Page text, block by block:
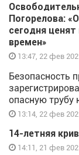
Погорелова:
сегодня ценят
времен»
13:47, 22 фев
Безопасность
опасную трубу
13:14, 22 фев
14-летняя
14:11, 21 фев